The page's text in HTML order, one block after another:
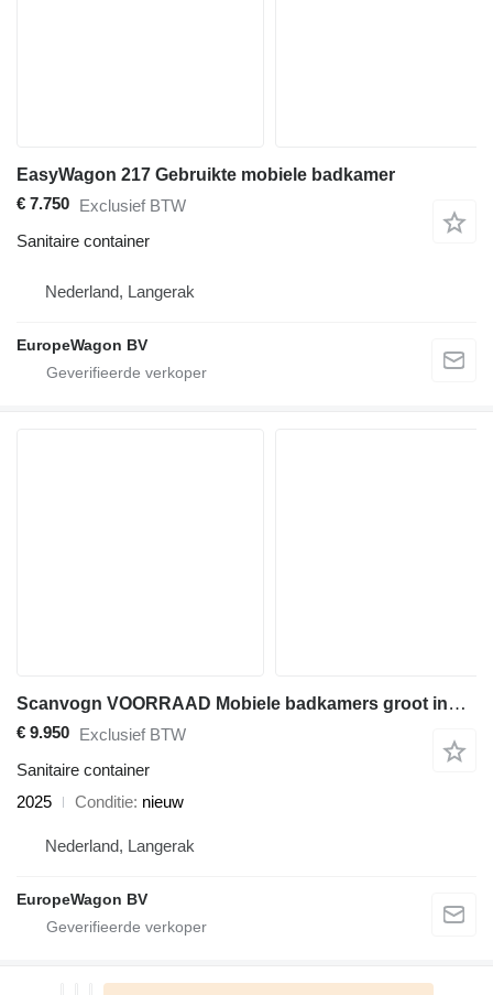
EasyWagon 217 Gebruikte mobiele badkamer
€ 7.750 Exclusief BTW
Sanitaire container
Nederland, Langerak
EuropeWagon BV
Scanvogn VOORRAAD Mobiele badkamers groot ingekocht Deense kwaliteit SCAN
€ 9.950 Exclusief BTW
Sanitaire container
2025
Conditie nieuw
Nederland, Langerak
EuropeWagon BV